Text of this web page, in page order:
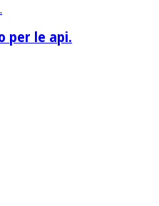
per le api.